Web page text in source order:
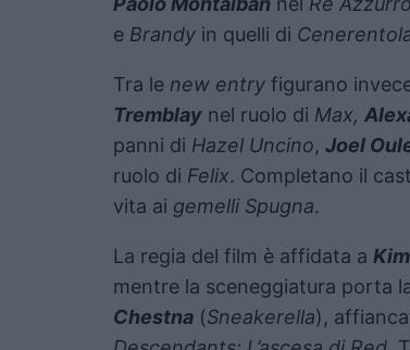
e Brandy in quelli di
Tra le new entry figurano
Tremblay nel ruolo di Max,
panni di Hazel Uncino, Joel
ruolo di Felix. Completano il cast
vita ai gemelli Spugna.
La regia del film è affidata a
mentre la sceneggiatura porta
Chestna (Sneakerella),